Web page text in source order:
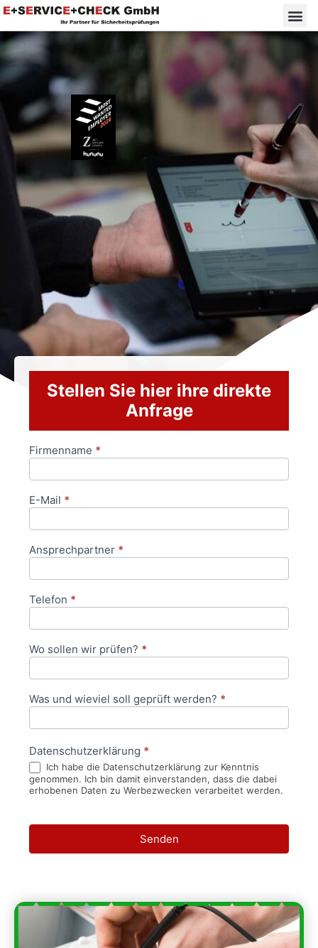
Stellen Sie hier ihre direkte
Anfrage
Anfrageformular
Firmenname *
E-Mail *
Ansprechpartner *
Telefon *
Wo sollen wir prüfen? *
Was und wieviel soll geprüft werden? *
Datenschutzerklärung *
Ich habe die Datenschutzerklärung zur Kenntnis
genommen. Ich bin damit einverstanden, dass die dabei
erhobenen Daten zu Werbezwecken verarbeitet werden.
Senden